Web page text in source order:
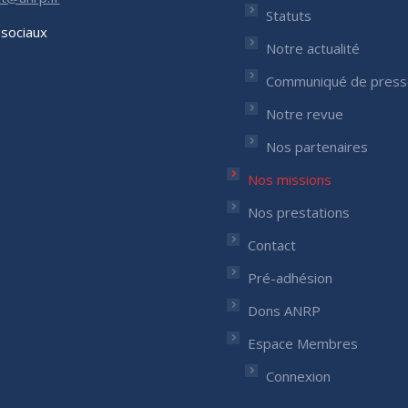
sur :
Statuts
Notre actualité
Communiqué de
Notre revue
Nos partenaires
Nos missions
Nos prestations
Contact
Pré-adhésion
Dons ANRP
Espace Membres
Connexion